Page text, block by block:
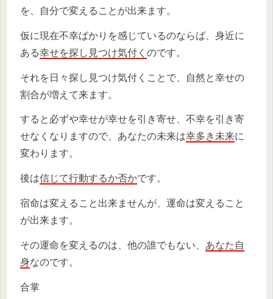
を、自分で変えることが出来ます。
仮に現在不幸ばかりを感じているのならば、身近に
ある幸せを探し見つけ気付く のです。
それを日々探し見つけ気付くことで、自然と幸せの
割合が増えて来ます。
すると必ずや幸せが幸せを引き寄せ、不幸を引き寄
せなくなりますので、あなたの未来は幸多き未来に
変わります。
後は信じて行動するか否かです。
宿命は変えること出来ませんが、運命は変えること
が出来ます。
その運命を変えるのは、他の誰でもない、 あなた自
身なのです。
合掌